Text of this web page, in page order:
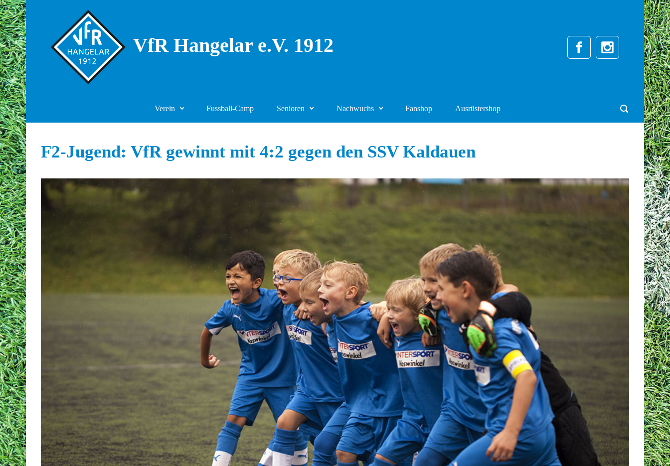
Zum Hauptinhalt springen
VfR Hangelar e.V. 1912
Verein Fussball-Camp Senioren Nachwuchs Fanshop Ausrüstershop
F2-Jugend: VfR gewinnt mit 4:2 gegen den SSV Kaldauen